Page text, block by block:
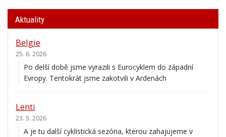
Aktuality
Belgie
25. 6. 2026
Po delší době jsme vyrazili s Eurocyklem do západní
Evropy. Tentokrát jsme zakotvili v Ardenách
Lenti
23. 5. 2026
A je tu další cyklistická sezóna, kterou zahajujeme v